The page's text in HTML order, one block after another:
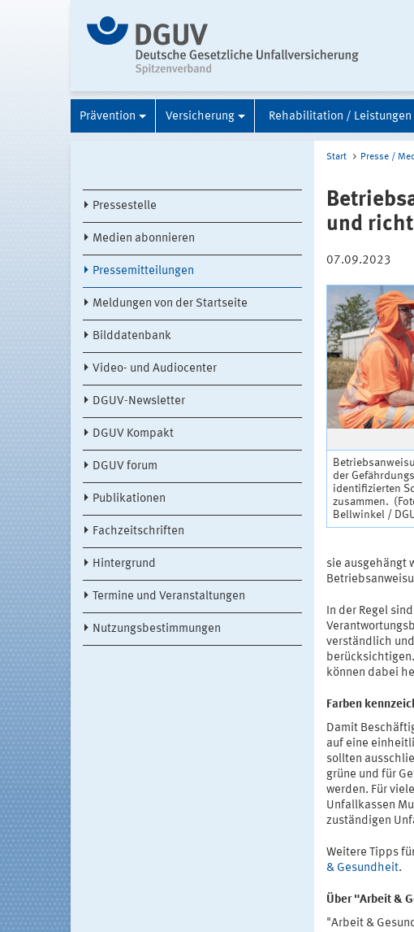
Prävention Versicherung Rehabilitation / Leistungen
Pressestelle
Medien abonnieren
Pressemitteilungen
Meldungen von der Startseite
Bilddatenbank
Video- und Audiocenter
DGUV-Newsletter
DGUV Kompakt
DGUV forum
Publikationen
Fachzeitschriften
Hintergrund
Termine und Veranstaltungen
Nutzungsbestimmungen
Start Presse /
und
07.09.2023
der
identifizierten
zusammen.
Bellwinkel /
sie ausgehängt
In der Regel
verständlich
können dabei
Farben
Damit
auf eine
sollten
grüne und für
werden. Für
Unfallkassen
zuständigen
Weitere Tipps
& Gesundheit.
Über "Arbeit &
"Arbeit &